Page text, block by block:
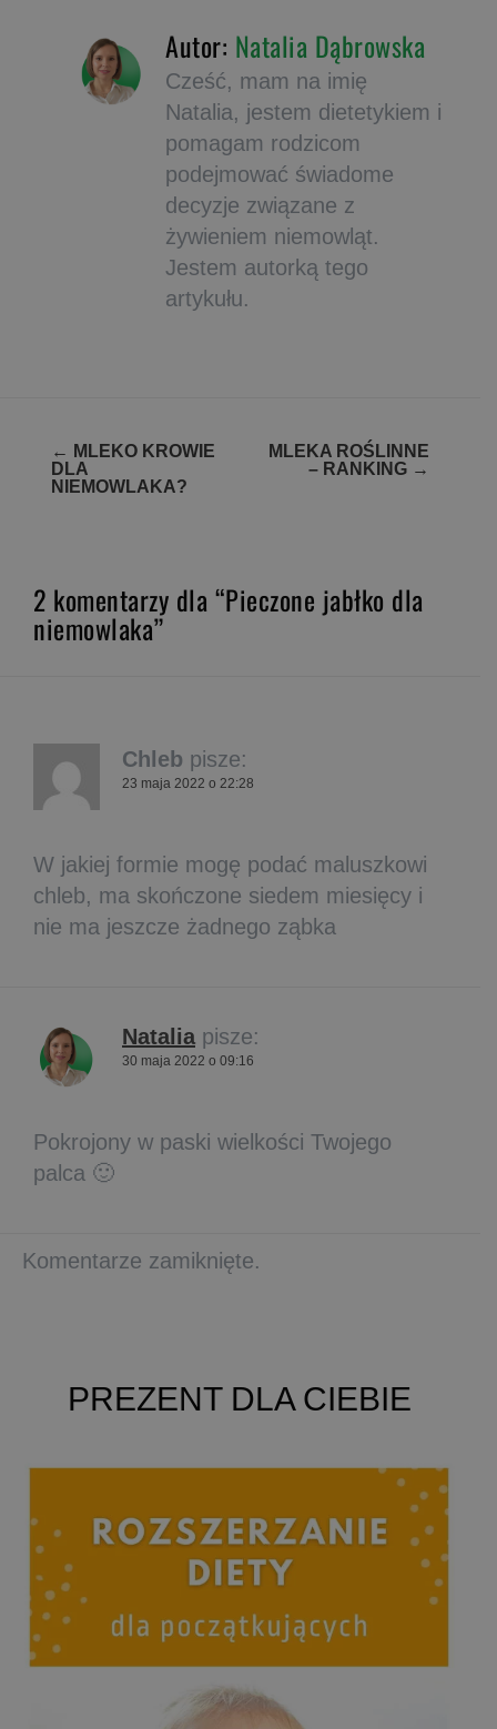
Autor: Natalia Dąbrowska
Cześć, mam na imię
Natalia, jestem dietetykiem i
pomagam rodzicom
podejmować świadome
decyzje związane z
żywieniem niemowląt.
Jestem autorką tego
artykułu.
Zobacz
wpisy
← MLEKO KROWIE
DLA
NIEMOWLAKA?
MLEKA ROŚLINNE
– RANKING →
2 komentarzy dla “Pieczone jabłko dla
niemowlaka”
Chleb pisze:
23 maja 2022 o 22:28
W jakiej formie mogę podać maluszkowi
chleb, ma skończone siedem miesięcy i
nie ma jeszcze żadnego ząbka
Natalia pisze:
30 maja 2022 o 09:16
Pokrojony w paski wielkości Twojego
palca 🙂
Komentarze zamiknięte.
PREZENT DLA CIEBIE